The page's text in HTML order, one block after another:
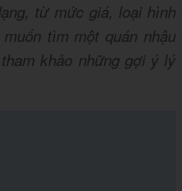
từ mức giá, loại hình
tìm một quán nhậu
khảo những gợi ý lý